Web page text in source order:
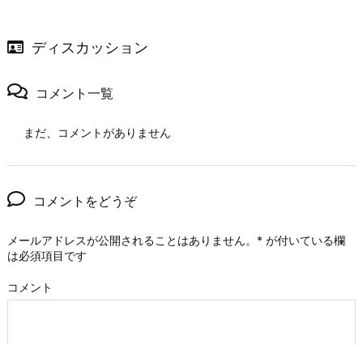
ディスカッション
コメント一覧
まだ、コメントがありません
コメントをどうぞ
メールアドレスが公開されることはありません。 * が付いている欄
は必須項目です
コメント